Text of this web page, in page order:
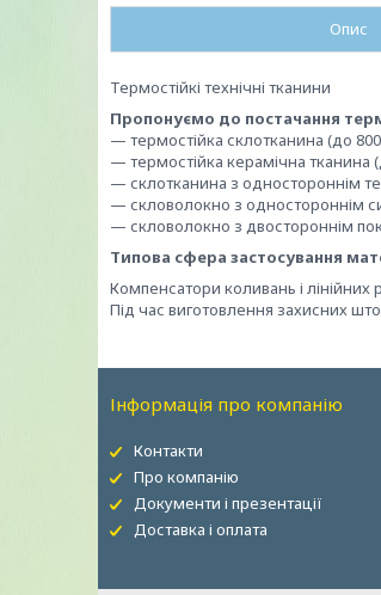
Опис
Термостійкі технічні тканини
Пропонуємо до постачання
— термостійка склотканина (до 800
— термостійка керамічна тканина
— склотканина з одностороннім
— скловолокно з одностороннім
— скловолокно з двостороннім
Типова сфера застосування
Компенсатори коливань і
Під час виготовлення захисних
Інформація про компанію
Контакти
Про компанію
Документи і презентації
Доставка і оплата